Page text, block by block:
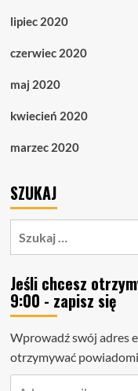
lipiec 2020
czerwiec 2020
maj 2020
kwiecień 2020
marzec 2020
SZUKAJ
Jeśli chcesz
9:00 - zapisz się
Wprowadź swój adres
otrzymywać